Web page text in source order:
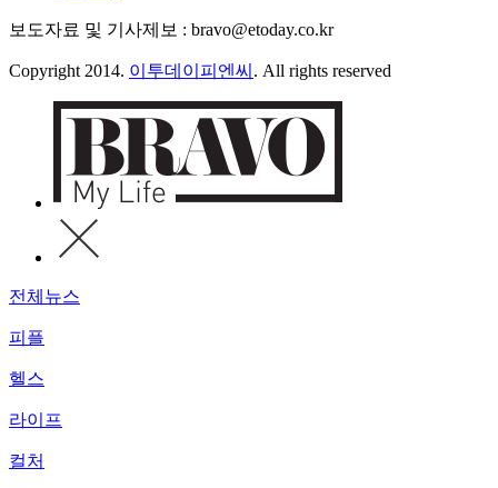
보도자료 및 기사제보 : bravo@etoday.co.kr
Copyright 2014. 이투데이피엔씨 . All rights reserved
전체뉴스
피플
헬스
라이프
컬처